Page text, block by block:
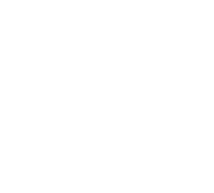
werden meist im
bspw. Konsulaten,
zwischen
eingefordert. Doch
Übersetzungen
und Verständnis